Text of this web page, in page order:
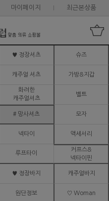
마이페이지 최근본상품
♥ 정장셔츠 슈즈
캐주얼 셔츠 가방&지갑
화려한
캐주얼셔츠
벨트
# 망사셔츠 모자
넥타이 액세서리
루프타이
커프스&
넥타이핀
♥ 정장바지 캐주얼바지
원단정보 ♡ Woman